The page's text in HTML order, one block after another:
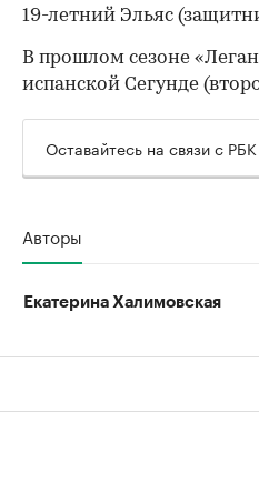
19-летний Эльяс
В прошлом сезоне
испанской Сегунде
Оставайтесь на связи с
Авторы
Екатерина Халимовская